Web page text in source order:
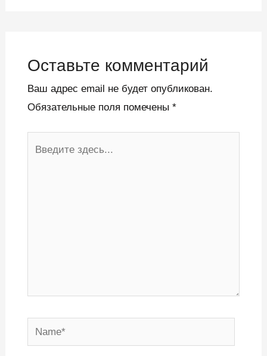
Оставьте комментарий
Ваш адрес email не будет опубликован.
Обязательные поля помечены *
Name*